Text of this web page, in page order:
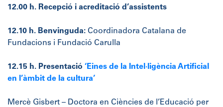
12.00 h. Recepció i acreditació d’assistents
12.10 h. Benvinguda: Coordinadora Catalana de
Fundacions i Fundació Carulla
12.15 h. Presentació ‘Eines de la Intel·ligència Artificial
en l’àmbit de la cultura’
Mercè Gisbert – Doctora en Ciències de l’Educació per